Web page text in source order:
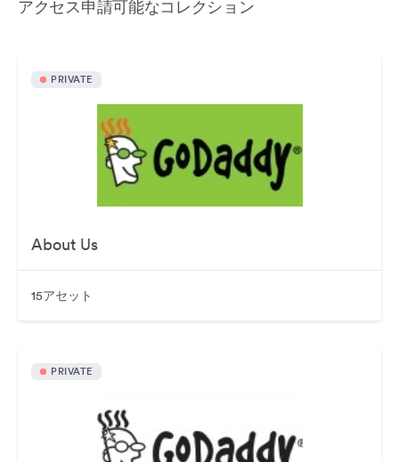
アクセス申請可能なコレクション
PRIVATE
About Us
15アセット
PRIVATE